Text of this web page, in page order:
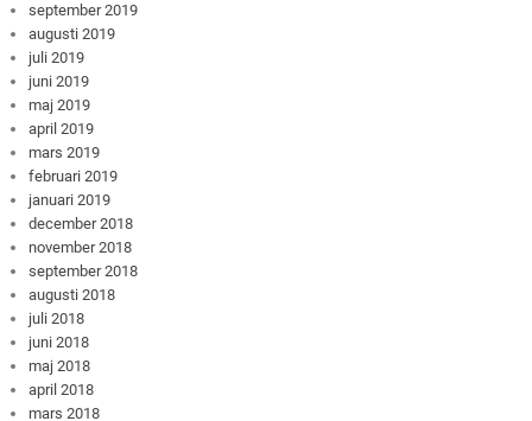
september 2019
augusti 2019
juli 2019
juni 2019
maj 2019
april 2019
mars 2019
februari 2019
januari 2019
december 2018
november 2018
september 2018
augusti 2018
juli 2018
juni 2018
maj 2018
april 2018
mars 2018